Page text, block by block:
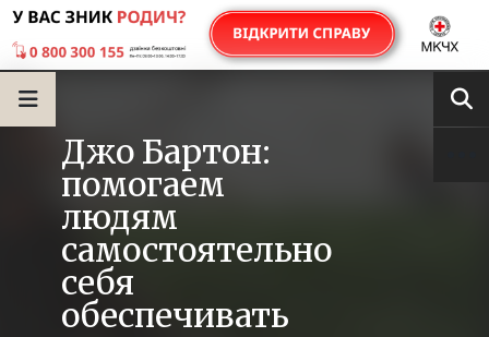
Джо Бартон:
помогаем
людям
самостоятельно
себя
обеспечивать